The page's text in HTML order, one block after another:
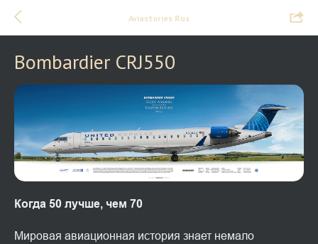
Aviastories Rus
Bombardier CRJ550
Когда 50 лучше, чем 70
Мировая авиационная история знает немало